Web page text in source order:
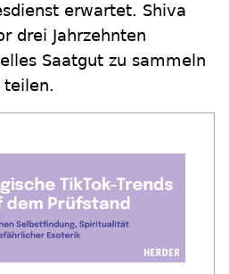
erwartet. Shiva
drei Jahrzehnten
Saatgut zu sammeln
teilen.